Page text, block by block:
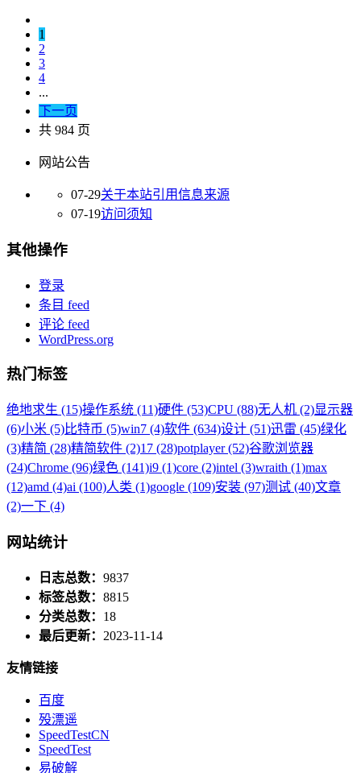
1
2
3
4
...
下一页
共 984 页
网站公告
07-29关于本站引用信息来源
07-19访问须知
其他操作
登录
条目 feed
评论 feed
WordPress.org
热门标签
绝地求生 (15)操作系统 (11)硬件 (53)CPU (88)无人机 (2)显示器
(6)小米 (5)比特币 (5)win7 (4)软件 (634)设计 (51)迅雷 (45)绿化
(3)精简 (28)精简软件 (2)17 (28)potplayer (52)谷歌浏览器
(24)Chrome (96)绿色 (141)i9 (1)core (2)intel (3)wraith (1)max
(12)amd (4)ai (100)人类 (1)google (109)安装 (97)测试 (40)文章
(2)一下 (4)
网站统计
日志总数： 9837
标签总数： 8815
分类总数： 18
最后更新： 2023-11-14
友情链接
百度
殁漂遥
SpeedTestCN
SpeedTest
易破解